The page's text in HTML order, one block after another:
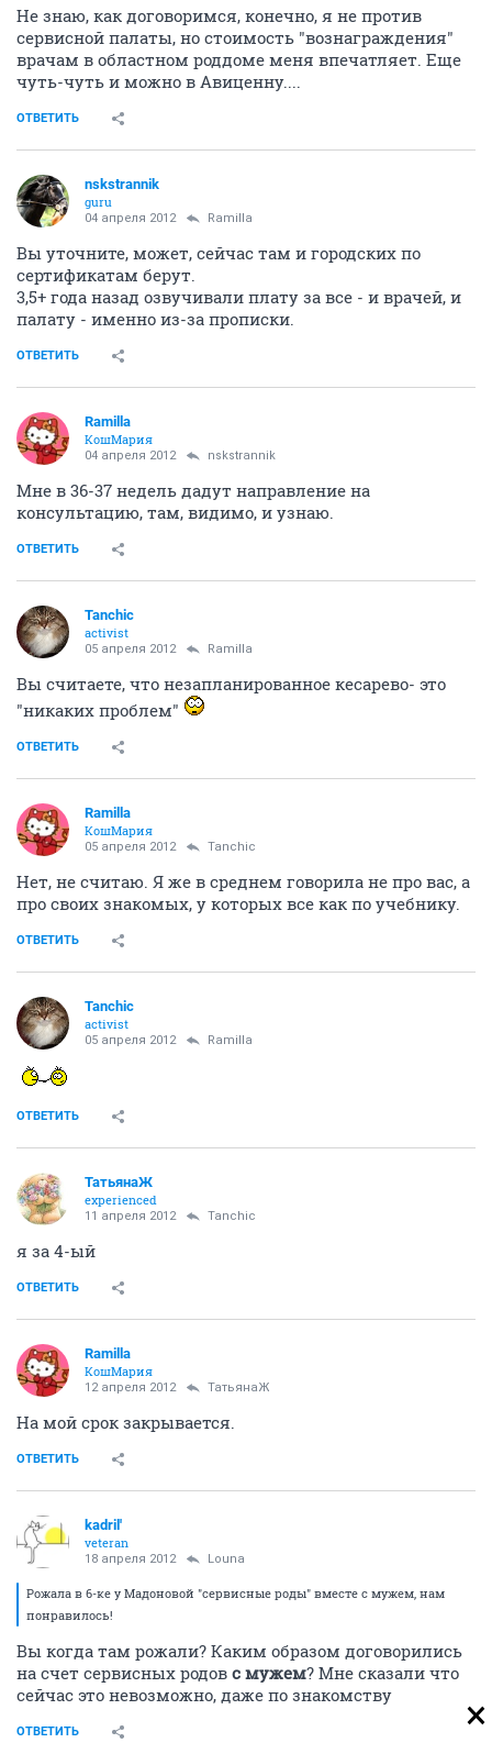
Не знаю, как договоримся, конечно, я не против
сервисной палаты, но стоимость "вознаграждения"
врачам в областном роддоме меня впечатляет. Еще
чуть-чуть и можно в Авиценну....
ОТВЕТИТЬ
nskstrannik
guru
04 апреля 2012 Ramilla
Вы уточните, может, сейчас там и городских по
сертификатам берут.
3,5+ года назад озвучивали плату за все - и врачей, и
палату - именно из-за прописки.
ОТВЕТИТЬ
Ramilla
КошМария
04 апреля 2012 nskstrannik
Мне в 36-37 недель дадут направление на
консультацию, там, видимо, и узнаю.
ОТВЕТИТЬ
Tanchic
activist
05 апреля 2012 Ramilla
Вы считаете, что незапланированное кесарево- это
"никаких проблем"
ОТВЕТИТЬ
Ramilla
КошМария
05 апреля 2012 Tanchic
Нет, не считаю. Я же в среднем говорила не про вас, а
про своих знакомых, у которых все как по учебнику.
ОТВЕТИТЬ
Tanchic
activist
05 апреля 2012 Ramilla
ОТВЕТИТЬ
ТатьянаЖ
experienced
11 апреля 2012 Tanchic
я за 4-ый
ОТВЕТИТЬ
Ramilla
КошМария
12 апреля 2012 ТатьянаЖ
На мой срок закрывается.
ОТВЕТИТЬ
kadril'
veteran
18 апреля 2012 Louna
Рожала в 6-ке у Мадоновой "сервисные роды" вместе с мужем, нам
понравилось!
Вы когда там рожали? Каким образом договорились
на счет сервисных родов с мужем? Мне сказали что
сейчас это невозможно, даже по знакомству
ОТВЕТИТЬ